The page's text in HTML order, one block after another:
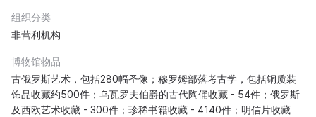
组织分类
非营利机构
博物馆物品
古俄罗斯艺术，包括280幅圣像；穆罗姆部落考古学，包括铜质装
饰品收藏约500件；乌瓦罗夫伯爵的古代陶俑收藏 - 54件；俄罗斯
及西欧艺术收藏 - 300件；珍稀书籍收藏 - 4140件；明信片收藏